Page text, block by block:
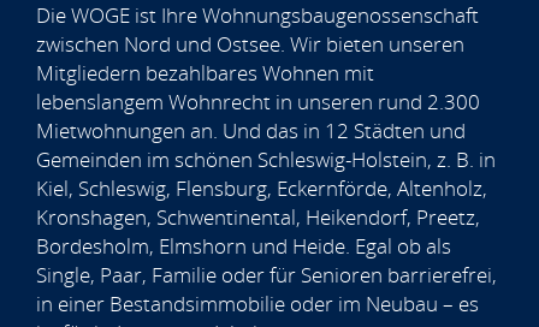
Die WOGE ist Ihre Wohnungsbaugenossenschaft
zwischen Nord und Ostsee. Wir bieten unseren
Mitgliedern bezahlbares Wohnen mit
lebenslangem Wohnrecht in unseren rund 2.300
Mietwohnungen an. Und das in 12 Städten und
Gemeinden im schönen Schleswig-Holstein, z. B. in
Kiel, Schleswig, Flensburg, Eckernförde, Altenholz,
Kronshagen, Schwentinental, Heikendorf, Preetz,
Bordesholm, Elmshorn und Heide. Egal ob als
Single, Paar, Familie oder für Senioren barrierefrei,
in einer Bestandsimmobilie oder im Neubau – es